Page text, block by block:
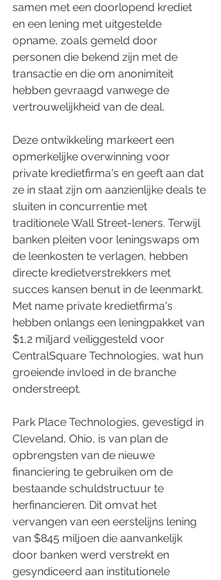
samen met een doorlopend krediet
en een lening met uitgestelde
opname, zoals gemeld door
personen die bekend zijn met de
transactie en die om anonimiteit
hebben gevraagd vanwege de
vertrouwelijkheid van de deal.
Deze ontwikkeling markeert een
opmerkelijke overwinning voor
private kredietfirma's en geeft aan dat
ze in staat zijn om aanzienlijke deals te
sluiten in concurrentie met
traditionele Wall Street-leners. Terwijl
banken pleiten voor leningswaps om
de leenkosten te verlagen, hebben
directe kredietverstrekkers met
succes kansen benut in de leenmarkt.
Met name private kredietfirma's
hebben onlangs een leningpakket van
$1,2 miljard veiliggesteld voor
CentralSquare Technologies, wat hun
groeiende invloed in de branche
onderstreept.
Park Place Technologies, gevestigd in
Cleveland, Ohio, is van plan de
opbrengsten van de nieuwe
financiering te gebruiken om de
bestaande schuldstructuur te
herfinancieren. Dit omvat het
vervangen van een eerstelijns lening
van $845 miljoen die aanvankelijk
door banken werd verstrekt en
gesyndiceerd aan institutionele